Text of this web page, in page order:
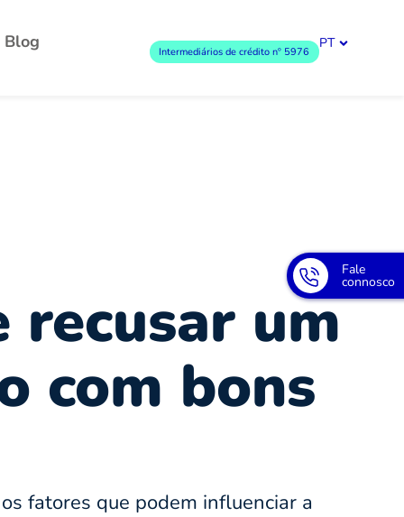
Blog Intermediários de crédito nº 5976
PT
Fale
connosco
recusar um
com bons
fatores que podem influenciar a